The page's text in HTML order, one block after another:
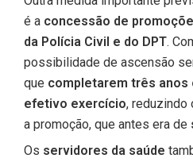
é a concessão de
da Polícia Civil e do DPT.
possibilidade de ascensão
que completarem três
efetivo exercício, reduzindo
a promoção, que antes era de
Os servidores da saúde